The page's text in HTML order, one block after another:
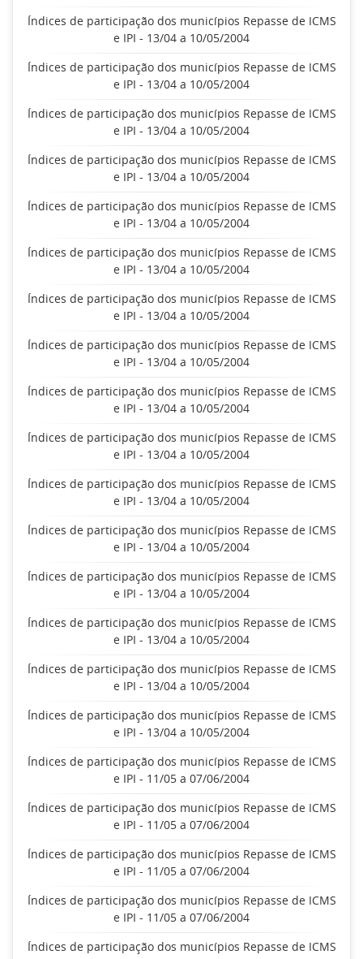
Índices de participação dos municípios Repasse de ICMS
e IPI - 13/04 a 10/05/2004
Índices de participação dos municípios Repasse de ICMS
e IPI - 13/04 a 10/05/2004
Índices de participação dos municípios Repasse de ICMS
e IPI - 13/04 a 10/05/2004
Índices de participação dos municípios Repasse de ICMS
e IPI - 13/04 a 10/05/2004
Índices de participação dos municípios Repasse de ICMS
e IPI - 13/04 a 10/05/2004
Índices de participação dos municípios Repasse de ICMS
e IPI - 13/04 a 10/05/2004
Índices de participação dos municípios Repasse de ICMS
e IPI - 13/04 a 10/05/2004
Índices de participação dos municípios Repasse de ICMS
e IPI - 13/04 a 10/05/2004
Índices de participação dos municípios Repasse de ICMS
e IPI - 13/04 a 10/05/2004
Índices de participação dos municípios Repasse de ICMS
e IPI - 13/04 a 10/05/2004
Índices de participação dos municípios Repasse de ICMS
e IPI - 13/04 a 10/05/2004
Índices de participação dos municípios Repasse de ICMS
e IPI - 13/04 a 10/05/2004
Índices de participação dos municípios Repasse de ICMS
e IPI - 13/04 a 10/05/2004
Índices de participação dos municípios Repasse de ICMS
e IPI - 13/04 a 10/05/2004
Índices de participação dos municípios Repasse de ICMS
e IPI - 13/04 a 10/05/2004
Índices de participação dos municípios Repasse de ICMS
e IPI - 13/04 a 10/05/2004
Índices de participação dos municípios Repasse de ICMS
e IPI - 11/05 a 07/06/2004
Índices de participação dos municípios Repasse de ICMS
e IPI - 11/05 a 07/06/2004
Índices de participação dos municípios Repasse de ICMS
e IPI - 11/05 a 07/06/2004
Índices de participação dos municípios Repasse de ICMS
e IPI - 11/05 a 07/06/2004
Índices de participação dos municípios Repasse de ICMS